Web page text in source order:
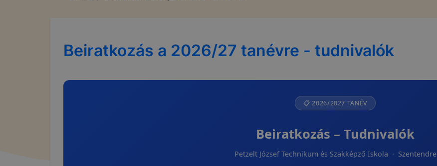
Beiratkozás a 2026/27 tanévre - tudnivalók
📋 2026/2027 TANÉV
Beiratkozás – Tudnivalók
Petzelt József Technikum és Szakképző Iskola · Szentendre